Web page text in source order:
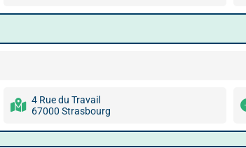
4 Rue du Travail
67000 Strasbourg